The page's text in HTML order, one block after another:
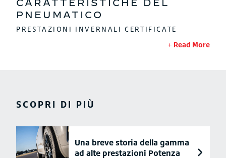
CARATTERISTICHE DEL
PNEUMATICO
PRESTAZIONI INVERNALI CERTIFICATE
Read More
SCOPRI DI PIÙ
Una breve storia della gamma
ad alte prestazioni Potenza